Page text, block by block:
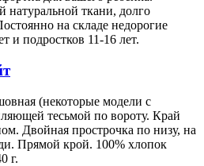
ткани, долго
на складе недорогие
и подростков 11-16 лет.
(некоторые модели с
тесьмой по вороту. Край
Двойная прострочка по низу, на
Прямой крой. 100% хлопок
г.